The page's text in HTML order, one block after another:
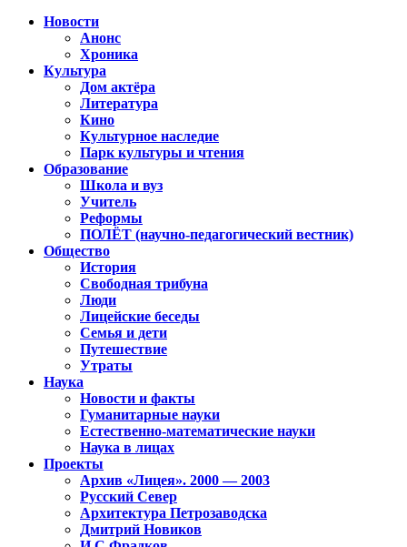
Новости
Анонс
Хроника
Культура
Дом актёра
Литература
Кино
Культурное наследие
Парк культуры и чтения
Образование
Школа и вуз
Учитель
Реформы
ПОЛЁТ (научно-педагогический вестник)
Общество
История
Свободная трибуна
Люди
Лицейские беседы
Семья и дети
Путешествие
Утраты
Наука
Новости и факты
Гуманитарные науки
Естественно-математические науки
Наука в лицах
Проекты
Архив «Лицея». 2000 — 2003
Русский Север
Архитектура Петрозаводска
Дмитрий Новиков